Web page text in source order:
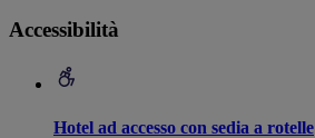
Accessibilità
Hotel ad accesso con sedia a rotelle